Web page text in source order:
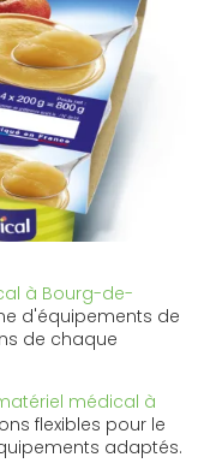
à Bourg-de-
d'équipements de
de chaque
médical à
flexibles pour le
adaptés.